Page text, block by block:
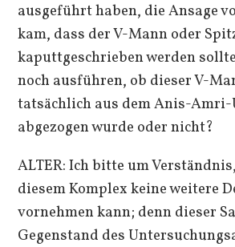
ausgeführt haben, die Ansage
kam, dass der V-Mann oder
kaputtgeschrieben werden
noch ausführen, ob dieser V-
tatsächlich aus dem Anis-
abgezogen wurde oder nicht?
ALTER: Ich bitte um
diesem Komplex keine weitere
vornehmen kann; denn dieser
Gegenstand des